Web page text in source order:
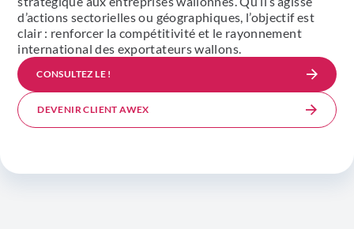
d’actions sectorielles ou géographiques, l’objectif est
clair : renforcer la compétitivité et le rayonnement
international des exportateurs wallons.
CONSULTEZ LE !
DEVENIR CLIENT AWEX